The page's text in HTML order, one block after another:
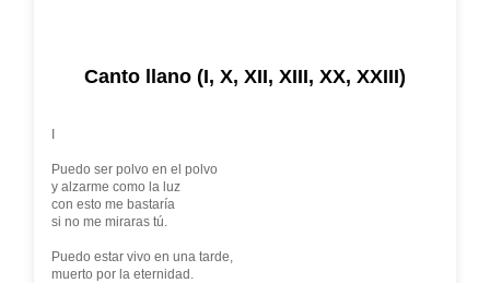
Canto llano (I, X, XII, XIII, XX, XXIII)
Puedo ser polvo en el polvo
y alzarme como la luz
con esto me bastaría
si no me miraras tú.
Puedo estar vivo en una tarde,
muerto por la eternidad.